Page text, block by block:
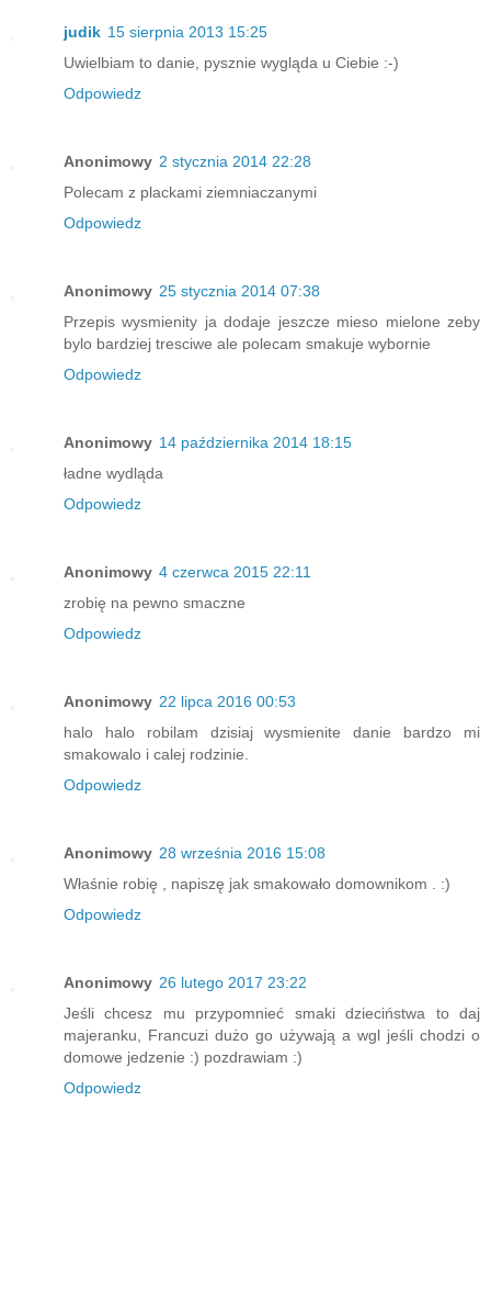
judik 15 sierpnia 2013 15:25
Uwielbiam to danie, pysznie wygląda u Ciebie :-)
Odpowiedz
Anonimowy 2 stycznia 2014 22:28
Polecam z plackami ziemniaczanymi
Odpowiedz
Anonimowy 25 stycznia 2014 07:38
Przepis wysmienity ja dodaje jeszcze mieso mielone zeby
bylo bardziej tresciwe ale polecam smakuje wybornie
Odpowiedz
Anonimowy 14 października 2014 18:15
ładne wydląda
Odpowiedz
Anonimowy 4 czerwca 2015 22:11
zrobię na pewno smaczne
Odpowiedz
Anonimowy 22 lipca 2016 00:53
halo halo robilam dzisiaj wysmienite danie bardzo mi
smakowalo i calej rodzinie.
Odpowiedz
Anonimowy 28 września 2016 15:08
Właśnie robię , napiszę jak smakowało domownikom . :)
Odpowiedz
Anonimowy 26 lutego 2017 23:22
Jeśli chcesz mu przypomnieć smaki dzieciństwa to daj
majeranku, Francuzi dużo go używają a wgl jeśli chodzi o
domowe jedzenie :) pozdrawiam :)
Odpowiedz